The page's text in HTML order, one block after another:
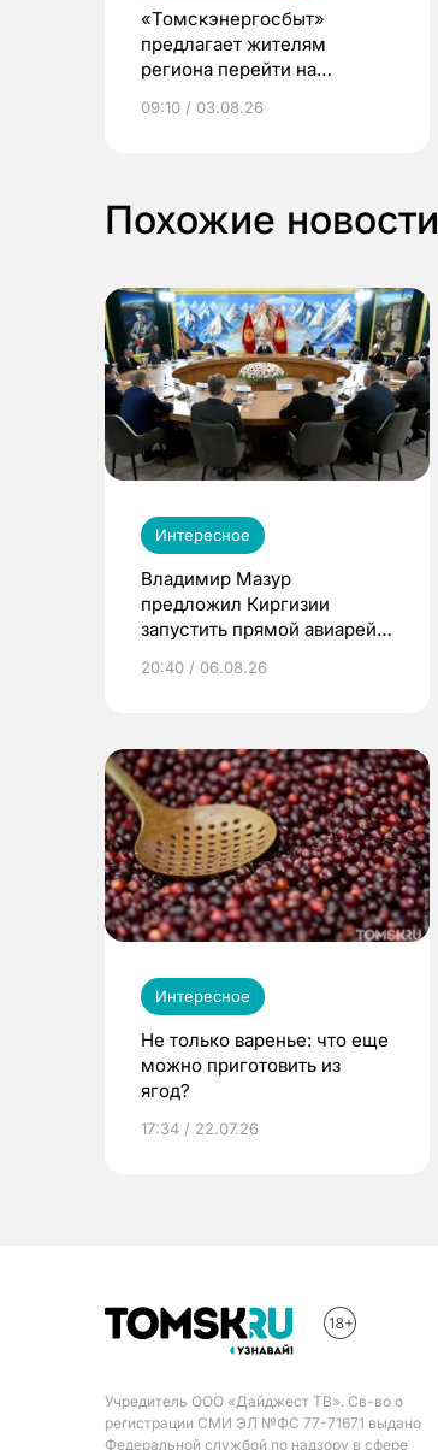
«Томскэнергосбыт»
предлагает жителям
региона перейти на
выиграть призы
09:10 / 03.08.26
Похожие новости
Интересное
Владимир Мазур
предложил Киргизии
запустить прямой авиарейс
20:40 / 06.08.26
Интересное
Не только варенье: что еще
можно приготовить из
ягод?
17:34 / 22.07.26
Учредитель ООО «Дайджест ТВ». Св-во о
регистрации СМИ ЭЛ №ФС 77-71671 выдано
Федеральной службой по надзору в сфере